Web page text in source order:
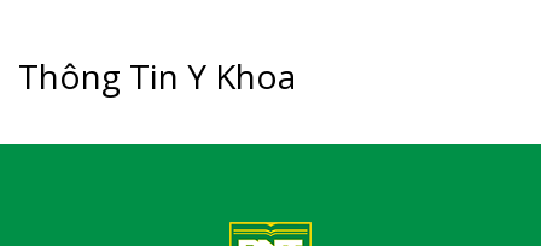
Thông Tin Y Khoa